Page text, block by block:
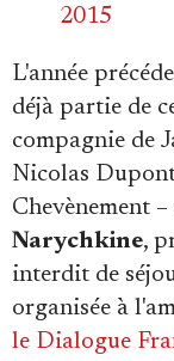
2015
L'année
déjà partie de
compagnie de
Nicolas
Chevènement
Narychkine,
interdit de
organisée à
le Dialogue